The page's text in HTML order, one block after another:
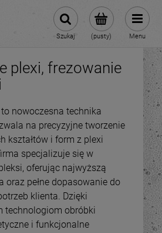
(pusty)
Szukaj Menu
plexi, frezowanie
nowoczesna technika
na precyzyjne tworzenie
kształtów i form z plexi
specjalizuje się w
oferując najwyższą
oraz pełne dopasowanie do
klienta. Dzięki
technologiom obróbki
i funkcjonalne